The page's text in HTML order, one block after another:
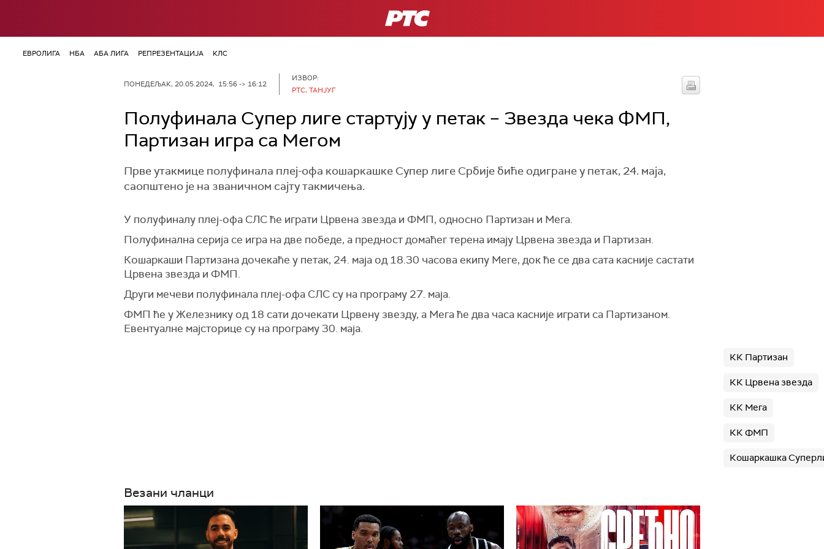
РТС
ЕВРОЛИГА НБА АБА ЛИГА РЕПРЕЗЕНТАЦИЈА КЛС
ПОНЕДЕЉАК, 20.05.2024, 15:56 -> 16:12
ИЗВОР:
РТС, ТАНЈУГ
Полуфинала Супер лиге стартују у петак – Звезда чека ФМП,
Партизан игра са Мегом
Прве утакмице полуфинала плеј-офа кошаркашке Супер лиге Србије биће одигране у петак, 24. маја,
саопштено је на званичном сајту такмичења.
У полуфиналу плеј-офа СЛС ће играти Црвена звезда и ФМП, односно Партизан и Мега.
Полуфинална серија се игра на две победе, а предност домаћег терена имају Црвена звезда и Партизан.
Кошаркаши Партизана дочекаће у петак, 24. маја од 18.30 часова екипу Меге, док ће се два сата касније састати
Црвена звезда и ФМП.
Други мечеви полуфинала плеј-офа СЛС су на програму 27. маја.
ФМП ће у Железнику од 18 сати дочекати Црвену звезду, а Мега ће два часа касније играти са Партизаном.
Евентуалне мајсторице су на програму 30. маја.
КК Партизан
КК Црвена звезда
КК Мега
КК ФМП
Кошаркашка
Везани чланци